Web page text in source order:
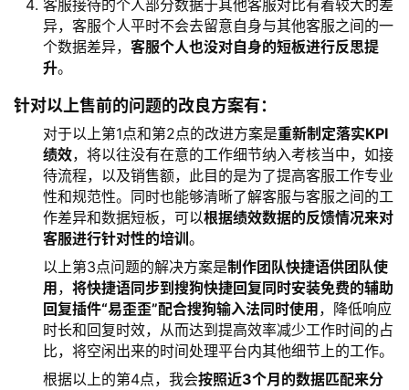
客服接待的个人部分数据于其他客服对比有着较大的差
异，客服个人平时不会去留意自身与其他客服之间的一
个数据差异， 客服个人也没对自身的短板进行反思提
升。
针对以上售前的问题的改良方案有：
对于以上第1点和第2点的改进方案是重新制定落实KPI
绩效，将以往没有在意的工作细节纳入考核当中，如接
待流程，以及销售额，此目的是为了提高客服工作专业
性和规范性。同时也能够清晰了解客服与客服之间的工
作差异和数据短板，可以根据绩效数据的反馈情况来对
客服进行针对性的培训 。
以上第3点问题的解决方案是制作团队快捷语供团队使
用 ， 将快捷语同步到搜狗快捷回复同时安装免费的辅助
回复插件“易歪歪”配合搜狗输入法同时使用 ，降低响应
时长和回复时效，从而达到提高效率减少工作时间的占
比，将空闲出来的时间处理平台内其他细节上的工作。
根据以上的第4点，我会按照近3个月的数据匹配来分